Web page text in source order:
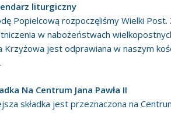
liturgiczny
Popielcową rozpoczęliśmy Wielki
w nabożeństwach
Krzyżowa jest odprawiana w naszym
Na Centrum Jana Pawła II
składka jest przeznaczona na